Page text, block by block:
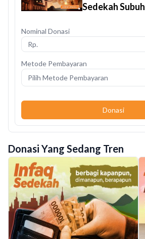
Sedekah Subuh
Nominal Donasi
Metode Pembayaran
Pilih Metode Pembayaran
Donasi
Donasi Yang Sedang Tren